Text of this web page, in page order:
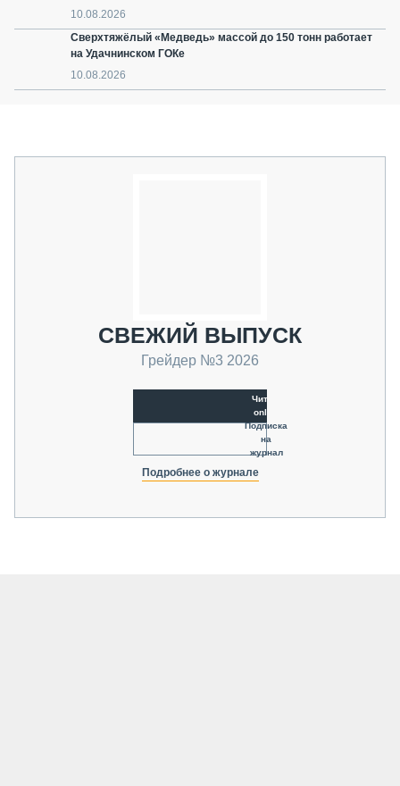
10.08.2026
Сверхтяжёлый «Медведь» массой до 150 тонн работает
на Удачнинском ГОКе
10.08.2026
СВЕЖИЙ ВЫПУСК
Грейдер №3 2026
Читать
online
Подписка
на
журнал
Подробнее о журнале